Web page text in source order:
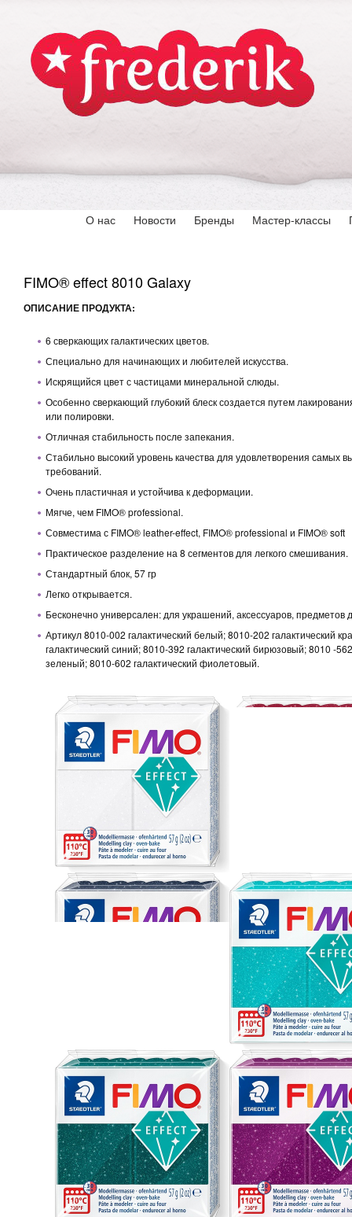
О нас Новости Бренды Мастер-классы
FIMO® effect 8010 Galaxy
ОПИСАНИЕ ПРОДУКТА:
6 сверкающих галактических цветов.
Специально для начинающих и любителей искусства.
Искрящийся цвет с частицами минеральной слюды.
Особенно сверкающий глубокий блеск создается путем
или полировки.
Отличная стабильность после запекания.
Стабильно высокий уровень качества для удовлетворения самых
требований.
Очень пластичная и устойчива к деформации.
Мягче, чем FIMO® professional.
Совместима с FIMO® leather-effect, FIMO® professional и FIMO® soft
Практическое разделение на 8 сегментов для легкого смешивания.
Стандартный блок, 57 гр
Легко открывается.
Бесконечно универсален: для украшений, аксессуаров, предметов
Артикул 8010-002 галактический белый; 8010-202 галактический
галактический синий; 8010-392 галактический бирюзовый; 8010 -
зеленый; 8010-602 галактический фиолетовый.